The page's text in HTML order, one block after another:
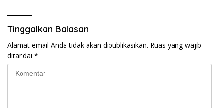
Tinggalkan Balasan
Alamat email Anda tidak akan dipublikasikan. Ruas yang wajib
ditandai *